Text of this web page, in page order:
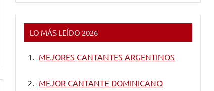
LO MÁS LEÍDO 2026
1.- MEJORES CANTANTES ARGENTINOS
2.- MEJOR CANTANTE DOMINICANO